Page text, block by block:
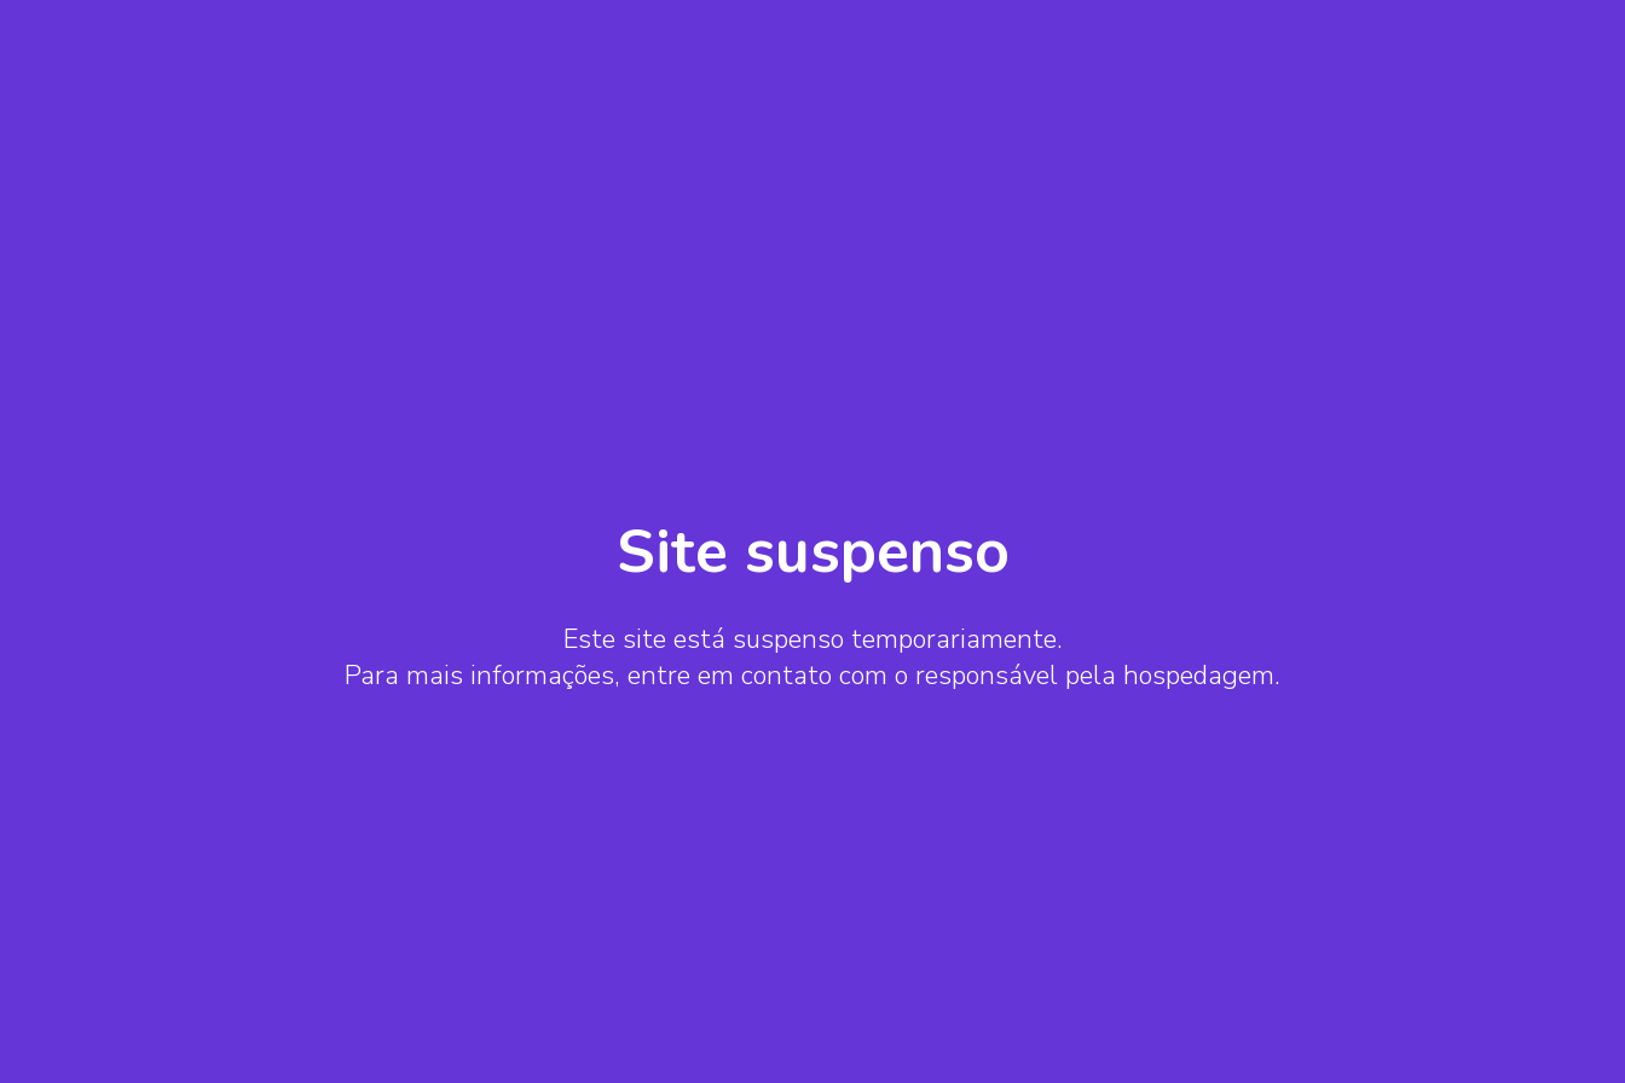
Site suspenso
Este site está suspenso temporariamente.
Para mais informações, entre em contato com o responsável pela hospedagem.